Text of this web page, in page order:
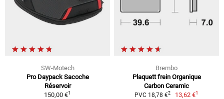
SW-Motech
Pro Daypack Sacoche
Réservoir
150,00 €1
Brembo
Plaquett frein Organique
Carbon Ceramic
PVC 18,78 €2 13,62 €1